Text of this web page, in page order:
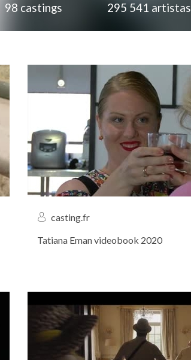
98 castings 295 541 artistas
casting.fr
Tatiana Eman videobook 2020